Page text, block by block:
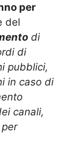
per
del
di
di
pubblici,
in caso di
canali,